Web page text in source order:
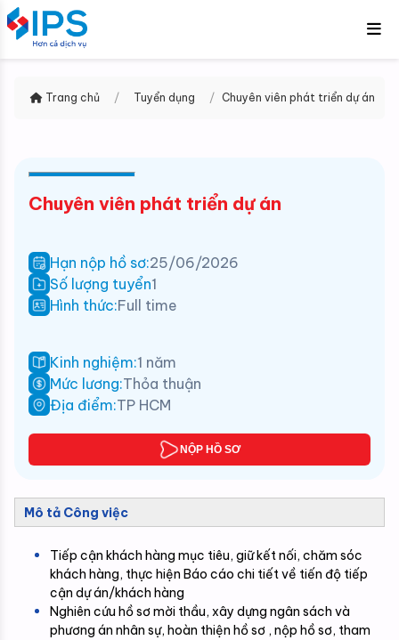
Trang chủ / Tuyển dụng / Chuyên viên phát triển dự án
Chuyên viên phát triển dự án
Hạn nộp hồ sơ:25/06/2026
Số lượng tuyển1
Hình thức:Full time
Kinh nghiệm:1 năm
Mức lương:Thỏa thuận
Địa điểm:TP HCM
NỘP HỒ SƠ
Mô tả Công việc
Tiếp cận khách hàng mục tiêu, giữ kết nối, chăm sóc
khách hàng, thực hiện Báo cáo chi tiết về tiến độ tiếp
cận dự án/khách hàng
Nghiên cứu hồ sơ mời thầu, xây dựng ngân sách và
phương án nhân sự, hoàn thiện hồ sơ , nộp hồ sơ, tham